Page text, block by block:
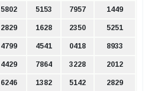
5802 5153 7957 1449
2829 1628 2350 5251
4799 4541 0418 8933
4429 7864 3228 2012
6246 1382 5142 2829